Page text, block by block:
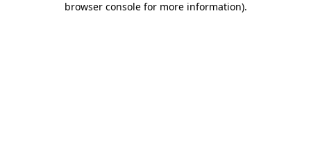
browser console for more information).